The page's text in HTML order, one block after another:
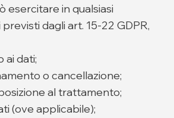
esercitare in qualsiasi
dagli art. 15-22 GDPR,
ai dati;
o cancellazione;
al trattamento;
(ove applicabile);